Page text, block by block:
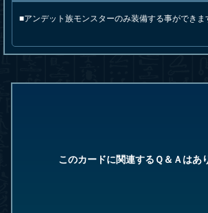
■アンデット族モンスターのみ装備する事ができま
このカードに関連するＱ＆Ａはあ